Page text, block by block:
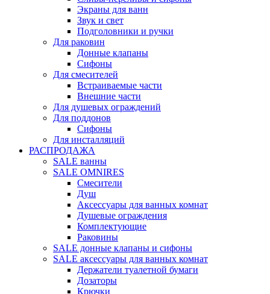
Экраны для ванн
Звук и свет
Подголовники и ручки
Для раковин
Донные клапаны
Сифоны
Для смесителей
Встраиваемые части
Внешние части
Для душевых ограждений
Для поддонов
Сифоны
Для инсталляций
РАСПРОДАЖА
SALE ванны
SALE OMNIRES
Смесители
Душ
Аксессуары для ванных комнат
Душевые ограждения
Комплектующие
Раковины
SALE донные клапаны и сифоны
SALE аксессуары для ванных комнат
Держатели туалетной бумаги
Дозаторы
Крючки